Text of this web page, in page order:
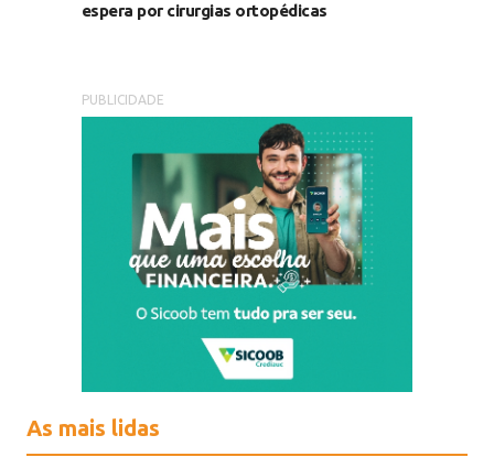
espera por cirurgias ortopédicas
PUBLICIDADE
As mais lidas